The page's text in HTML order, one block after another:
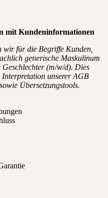
mit Kundeninformationen
wir für die Begriffe Kunden,
generische Maskulinum
(m/w/d). Dies
unserer AGB
Übersetzungstools.